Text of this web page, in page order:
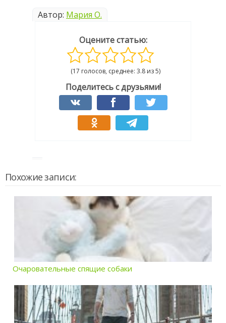
Автор: Мария О.
Оцените статью:
(17 голосов, среднее: 3.8 из 5)
Поделитесь с друзьями!
Похожие записи:
Очаровательные спящие собаки